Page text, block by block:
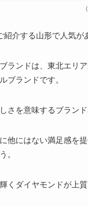
紹介する山形で人気が
ランドは、東北エリ
ブランドです。
しさを意味するブラン
他にはない満足感を
。
くダイヤモンドが上